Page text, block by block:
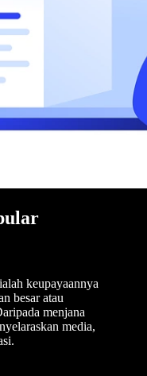
keupayaannya
besar atau
menjana
media,